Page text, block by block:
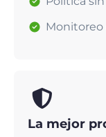
Monitoreo
La mejor